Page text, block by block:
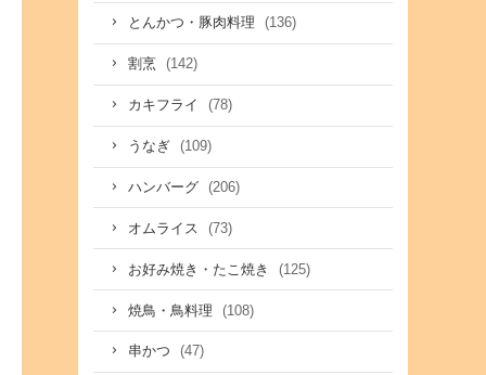
とんかつ・豚肉料理 (136)
割烹 (142)
カキフライ (78)
うなぎ (109)
ハンバーグ (206)
オムライス (73)
お好み焼き・たこ焼き (125)
焼鳥・鳥料理 (108)
串かつ (47)